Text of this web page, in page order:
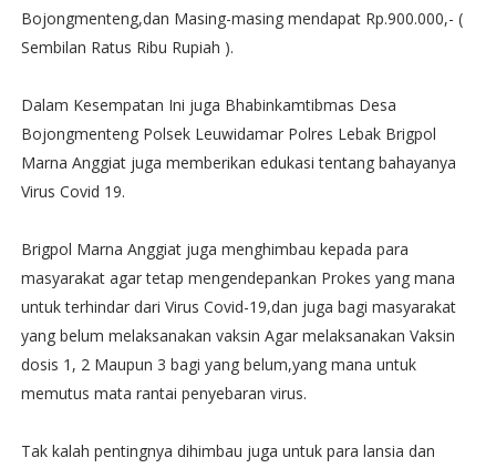
Bojongmenteng,dan Masing-masing mendapat Rp.900.000,- (
Sembilan Ratus Ribu Rupiah ).
Dalam Kesempatan Ini juga Bhabinkamtibmas Desa
Bojongmenteng Polsek Leuwidamar Polres Lebak Brigpol
Marna Anggiat juga memberikan edukasi tentang bahayanya
Virus Covid 19.
Brigpol Marna Anggiat juga menghimbau kepada para
masyarakat agar tetap mengendepankan Prokes yang mana
untuk terhindar dari Virus Covid-19,dan juga bagi masyarakat
yang belum melaksanakan vaksin Agar melaksanakan Vaksin
dosis 1, 2 Maupun 3 bagi yang belum,yang mana untuk
memutus mata rantai penyebaran virus.
Tak kalah pentingnya dihimbau juga untuk para lansia dan